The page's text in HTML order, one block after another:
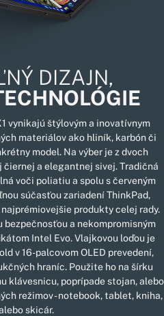
DIZAJN,
vynikajú štýlovým a inovatívnym
materiálov ako hliník, karbón či
model. Na výber je z dvoch
a elegantnej sivej. Tradičná
voči poliatiu a spolu s červeným
súčasťou zariadení ThinkPad,
produkty celej rady.
bezpečnosťou a nekompromisným
Intel Evo. Vlajkovou loďou je
v 16-palcovom OLED prevedení,
hraníc. Použite ho na šírku
klávesnicu, poprípade stojan, alebo
režimov - notebook, tablet, kniha,
skicár.